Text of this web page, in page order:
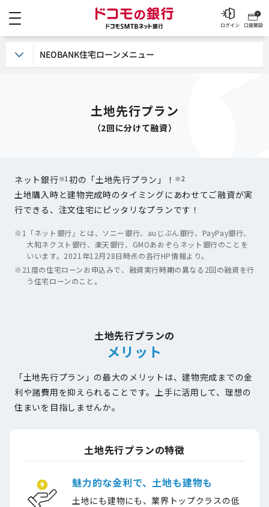
ドコモの銀行 ドコモ
口座開設
ログイン
土地先行プラン
（2回に分けて融資）
ネット銀行※1初の「土地先行プラン」！ ※2
土地購入時と建物完成時のタイミングにあわせてご融資が実
行できる、注文住宅にピッタリなプランです！
※1
「ネット銀行」とは、ソニー銀行、auじぶん銀行、PayPay銀行、
大和ネクスト銀行、楽天銀行、GMOあおぞらネット銀行のことを
いいます。2021年12月28日時点の各行HP情報より。
※21度の住宅ローンお申込みで、融資実行時期の異なる2回の融資を行
う住宅ローンのこと。
土地先行プランの
メリット
「土地先行プラン」の最大のメリットは、建物完成までの金
利や諸費用を抑えられることです。上手に活用して、理想の
住まいを目指しませんか。
土地先行プランの特徴
魅力的な金利で、土地も建物も
土地にも建物にも、業界トップクラスの低
NEOBANK住宅ローンメニュー